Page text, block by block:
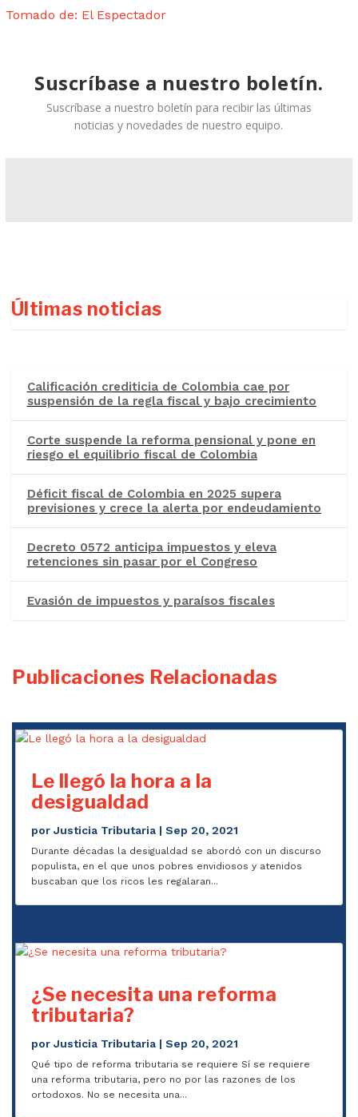
Tomado de: El Espectador
Suscríbase a nuestro boletín.
Suscríbase a nuestro boletín para recibir las últimas
noticias y novedades de nuestro equipo.
Últimas noticias
Calificación crediticia de Colombia cae por
suspensión de la regla fiscal y bajo crecimiento
Corte suspende la reforma pensional y pone en
riesgo el equilibrio fiscal de Colombia
Déficit fiscal de Colombia en 2025 supera
previsiones y crece la alerta por endeudamiento
Decreto 0572 anticipa impuestos y eleva
retenciones sin pasar por el Congreso
Evasión de impuestos y paraísos fiscales
Publicaciones Relacionadas
Le llegó la hora a la
desigualdad
porJusticia Tributaria |Sep 20, 2021
Durante décadas la desigualdad se abordó con un discurso
populista, en el que unos pobres envidiosos y atenidos
buscaban que los ricos les regalaran...
¿Se necesita una reforma
tributaria?
porJusticia Tributaria |Sep 20, 2021
Qué tipo de reforma tributaria se requiere Sí se requiere
una reforma tributaria, pero no por las razones de los
ortodoxos. No se necesita una...